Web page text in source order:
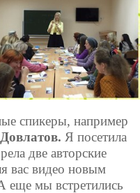
спикеры, например
Я посетила
две авторские
вас видео новым
еще мы встретились